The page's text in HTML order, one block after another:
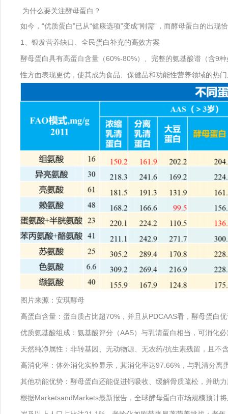
为什么要关注酵母蛋白？
如今，“优质蛋白”已从“健康选项”变成“刚需”，而酵母蛋白的出现
1、银发营养缺口、全民蛋白补充的高效方案
酵母蛋白具有高蛋白含量（60%-80%）、完整的氨基酸谱（含9
性方面表现更优，使其成为食品、保健品和功能性营养领域的热
图片来源：安琪酵母
高蛋白含量：蛋白质占比超70%，并且从PDCAAS看，酵母蛋白
优质氨基酸组成：氨基酸评分（AAS）与乳清蛋白相当，可消化
天然纯净属性：非转基因、无动物源、无农药/抗生素残留，且不
高消化率：体外消化实验显示，其消化率达97.66%，与乳清分离
其他功能优势：酵母蛋白还能促进钙吸收、缓解骨质疏松，并助
根据MarketsandMarkets最新报告，全球酵母蛋白市场规模预计